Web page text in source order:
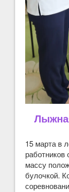
15 марта в
работников
массу
булочкой.